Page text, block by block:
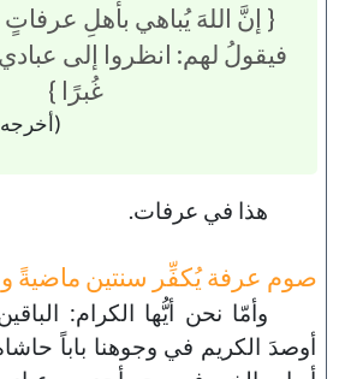
{ إنَّ اللهَ يُباهي بأهلِ
فيقولُ لهم: انظروا إلى
غُبرًا }
هذا في عرفات.
صوم عرفة يُكفِّر سنتين ماضيةً
وأمّا نحن أيُّها الكرام:
أوصدَ الكريم في وجوهنا باباً